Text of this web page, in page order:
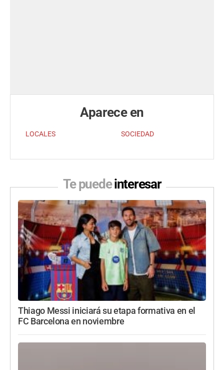
Aparece en
LOCALES SOCIEDAD
Te puedeinteresar
Thiago Messi iniciará su etapa formativa en el
FC Barcelona en noviembre